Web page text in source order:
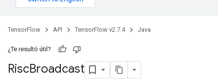
TensorFlow API TensorFlow v2.7.4 Java
¿Te resultó útil?
RiscBroadcast